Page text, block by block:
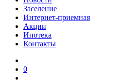
Заселение
Интернет-приемная
Акции
Ипотека
Контакты
0